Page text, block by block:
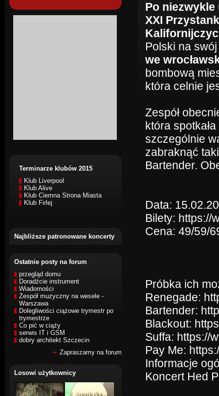
Terminarze klubów 2015
Klub Liverpool
Klub Alive
Klub Ciemna Strona Miasta
Klub Firlej
Najbliższe patronowane koncerty
Ostatnie posty na forum
przegląd domu
Doradźcie instrument
Wiadomości
Zespół muzyczny na wesele -
Warszawa
Dolegliwości ciążowe trymestr po
trymestrze
Co pić w ciąży
serwis IT i GSM
dobry architekt Szczecin
Zapraszamy na forum
Losowi użytkownicy
Po
XXI
Polski na
we
bombową
która celnie
Zespół
która
szczególnie
zabraknąć
Bartender.
Data:
Bilety: https://
Cena: 49/59/
Próbka ich
Renegade:
Bartender:
Blackout:
Suffa: https://
Pay Me:
Informacje
Koncert Hed